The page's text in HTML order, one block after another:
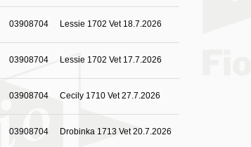
03908704 Lessie 1702 Vet 18.7.2026
03908704 Lessie 1702 Vet 17.7.2026
03908704 Cecily 1710 Vet 27.7.2026
03908704 Drobinka 1713 Vet 20.7.2026